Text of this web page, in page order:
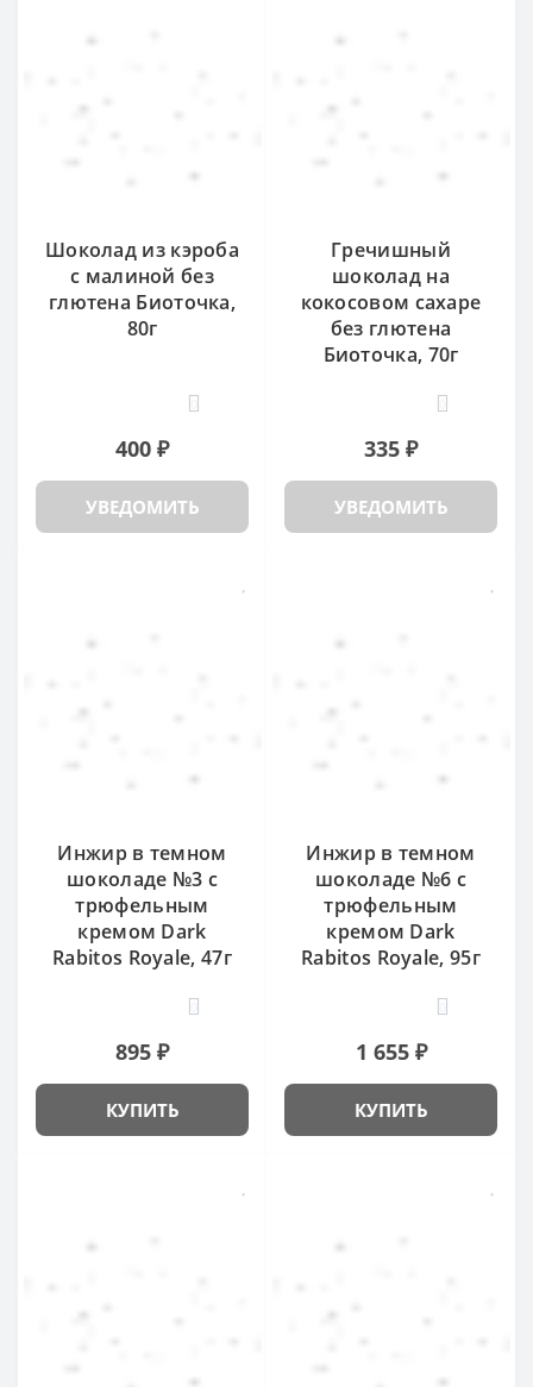
Шоколад из кэроба
с малиной без
глютена Биоточка,
80г
400 ₽
УВЕДОМИТЬ
Гречишный
шоколад на
кокосовом сахаре
без глютена
Биоточка, 70г
335 ₽
УВЕДОМИТЬ
Инжир в темном
шоколаде №3 с
трюфельным
кремом Dark
Rabitos Royale, 47г
895 ₽
КУПИТЬ
Инжир в темном
шоколаде №6 с
трюфельным
кремом Dark
Rabitos Royale, 95г
1 655 ₽
КУПИТЬ